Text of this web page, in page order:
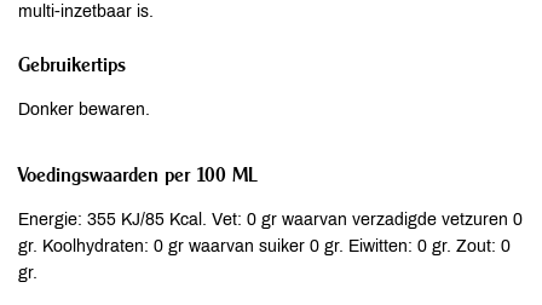
multi-inzetbaar is.
Gebruikertips
Donker bewaren.
Voedingswaarden per 100 ML
Energie: 355 KJ/85 Kcal. Vet: 0 gr waarvan verzadigde vetzuren 0
gr. Koolhydraten: 0 gr waarvan suiker 0 gr. Eiwitten: 0 gr. Zout: 0
gr.